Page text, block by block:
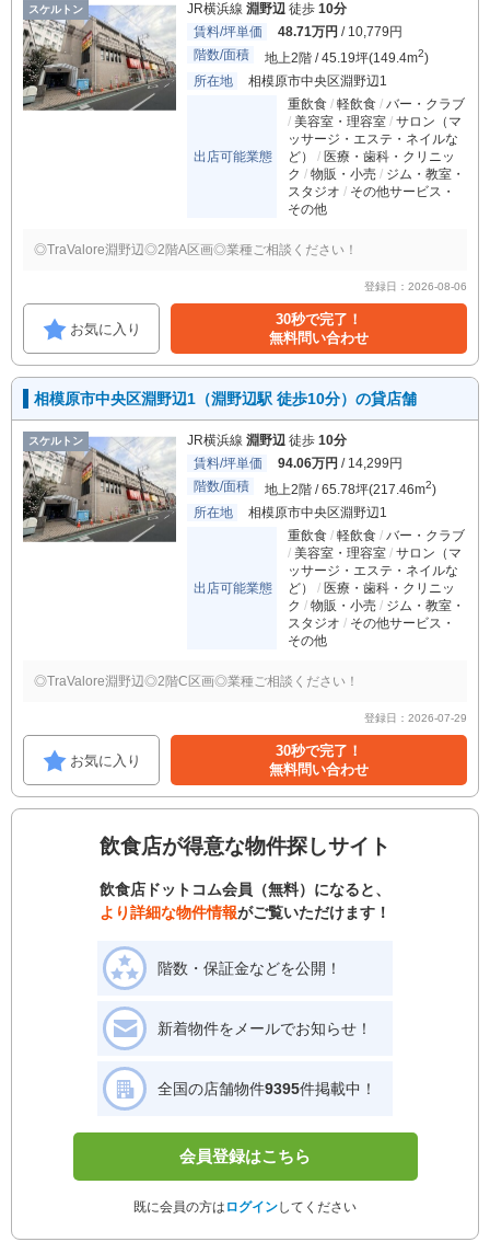
スケルトン JR横浜線 淵野辺 徒歩 10分
賃料/坪単価
48.71万円 / 10,779円
階数/面積
地上2階 / 45.19坪(149.4m2)
所在地
相模原市中央区淵野辺1
出店可能業態
重飲食 軽飲食
バー・クラブ
美容室・理容室
サロン（マ
ッサージ・エステ・ネイルな
ど）
医療・歯科・クリニッ
ク
物販・小売
ジム・教室・
スタジオ
その他サービス・
その他
◎TraValore淵野辺◎2階A区画◎業種ご相談ください！
登録日：2026-08-06
お気に入り
30秒で完了！
無料問い合わせ
相模原市中央区淵野辺1（淵野辺駅 徒歩10分）の貸店舗
スケルトン JR横浜線 淵野辺 徒歩 10分
賃料/坪単価
94.06万円 / 14,299円
階数/面積
地上2階 / 65.78坪(217.46m2)
所在地
相模原市中央区淵野辺1
出店可能業態
重飲食 軽飲食
バー・クラブ
美容室・理容室
サロン（マ
ッサージ・エステ・ネイルな
ど）
医療・歯科・クリニッ
ク
物販・小売
ジム・教室・
スタジオ
その他サービス・
その他
◎TraValore淵野辺◎2階C区画◎業種ご相談ください！
登録日：2026-07-29
お気に入り
30秒で完了！
無料問い合わせ
飲食店が得意な物件探しサイト
飲食店ドットコム会員（無料）になると、
より詳細な物件情報がご覧いただけます！
階数・保証金などを公開！
新着物件をメールでお知らせ！
全国の店舗物件9395件掲載中！
会員登録はこちら
既に会員の方は ログインしてください